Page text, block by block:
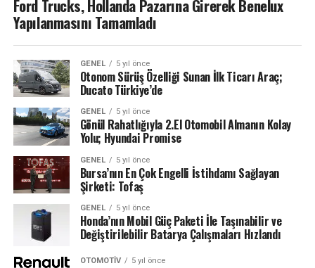
Ford Trucks, Hollanda Pazarına Girerek Benelux
Yapılanmasını Tamamladı
GENEL 5 yıl önce
Otonom Sürüş Özelliği Sunan İlk Ticarı Araç;
Ducato Türkiye’de
GENEL 5 yıl önce
Gönül Rahatlığıyla 2.El Otomobil Almanın Kolay
Yolu; Hyundai Promise
GENEL 5 yıl önce
Bursa’nın En Çok Engelli İstihdamı Sağlayan
Şirketi: Tofaş
GENEL 5 yıl önce
Honda’nın Mobil Güç Paketi İle Taşınabilir ve
Değiştirilebilir Batarya Çalışmaları Hızlandı
OTOMOTIV 5 yıl önce